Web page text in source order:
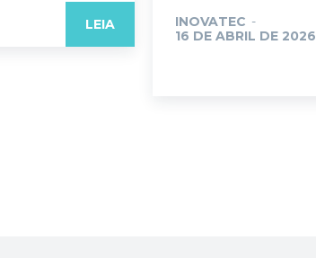
LEIA INOVATEC -
16 DE ABRIL DE 2026